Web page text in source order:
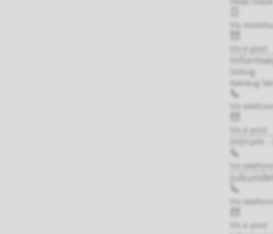
Vis
post
Vis e-post
Stilling
Aaslaug
Vis
post
Vis e-post
Intrum
Vis
Vis
post
Vis e-post